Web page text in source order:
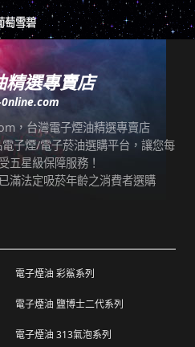
利店付款並取貨者，請確認您提
稱與包裹是否一致，順利付款後
商到店未取貨者，或會影響
用」而導致無法再次使用超商取
客及時前往取貨。
方式皆有發生延誤之可能，我們
後會在24小時內出貨，但無法保
機率延遲。
會有所出入）
訂購，請聯絡客服中心協助海外
瑕疵問題，請拍照/錄影並聯絡本
於退/換貨保固處理。
任何非人為問題，可免費退/換
賞期後若要退/換全新未拆封非
取總金額的20%服務費，並需
運費。
在運送途中均有可能因為壓力改
問題，如發現滲漏，請拍照/錄影
免費退換。有其他疑慮請聯絡
或書寫文字。
合促銷活動（ 如滿減、免運等
萄雪碧
精選專賣店
，台灣電子煙油精選專賣店
子煙/電子菸油選購平台，讓您每
五星級保障服務！
滿法定吸菸年齡之消費者選購
電子煙油 彩鯊系列
電子煙油 鹽博士二代系列
電子煙油 313氣泡系列